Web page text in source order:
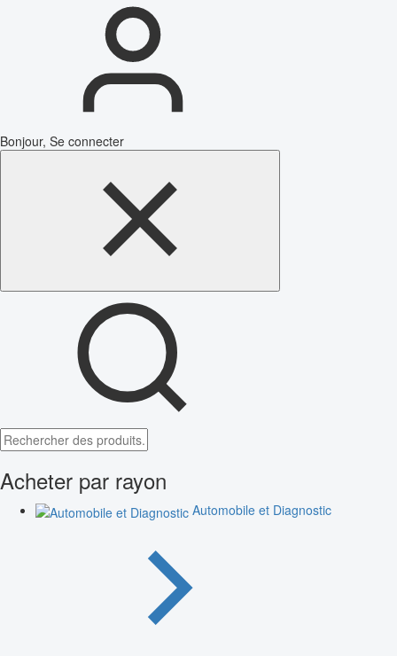
Bonjour, Se connecter
Acheter par rayon
Automobile et Diagnostic